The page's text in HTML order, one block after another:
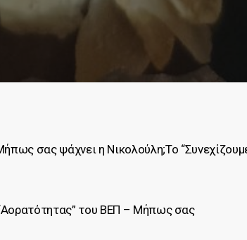
σας ψάχνει η Νικολούλη;Το
του ΒΕΠ – Μήπως σας